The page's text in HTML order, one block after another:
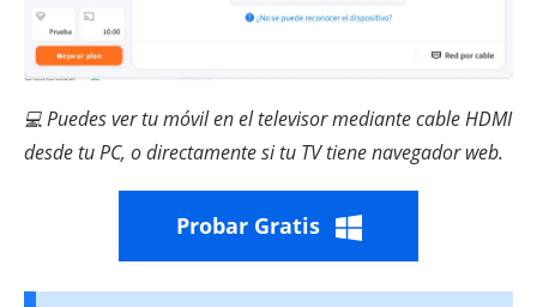
💻 Puedes ver tu móvil en el televisor mediante cable HDMI
desde tu PC, o directamente si tu TV tiene navegador web.
Probar Gratis